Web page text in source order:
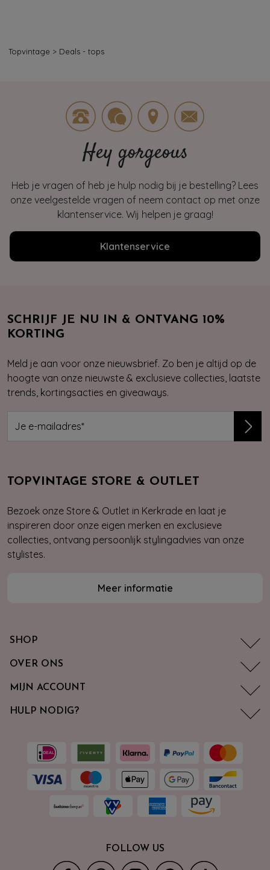
Topvintage > Deals - tops
Hey gorgeous
Heb je vragen of heb je hulp nodig bij je bestelling? Lees
onze veelgestelde vragen of neem contact op met onze
klantenservice. Wij helpen je graag!
Klantenservice
SCHRIJF JE NU IN & ONTVANG 10%
KORTING
Meld je aan voor onze nieuwsbrief. Zo ben je altijd op de
hoogte van onze nieuwste & exclusieve collecties, laatste
trends, kortingsacties en giveaways.
TOPVINTAGE STORE & OUTLET
Bezoek onze Store & Outlet in Kerkrade en laat je
inspireren door onze eigen merken en exclusieve
collecties, ontvang persoonlijk stylingadvies van onze
stylistes.
Meer informatie
SHOP
OVER ONS
MIJN ACCOUNT
HULP NODIG?
FOLLOW US